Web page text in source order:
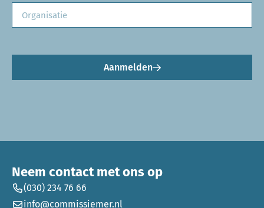
Aanmelden
Neem contact met ons op
(030) 234 76 66
info@commissiemer.nl